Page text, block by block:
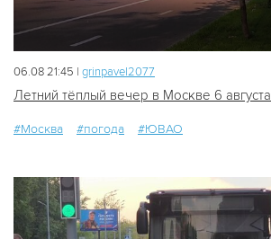
06.08 21:45 | grinpavel2077
Летний тёплый вечер в Москве 6 августа
#Москва #погода #ЮВАО